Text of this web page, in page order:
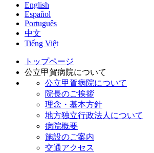
English
Español
Português
中文
Tiếng Việt
トップページ
公立甲賀病院について
公立甲賀病院について
院長のご挨拶
理念・基本方針
地方独立行政法人について
病院概要
施設のご案内
交通アクセス